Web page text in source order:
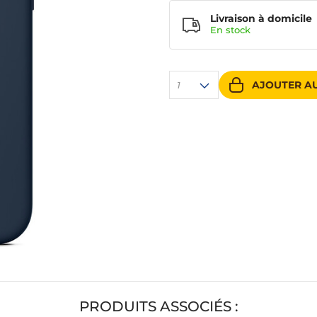
1 AJOUTER
Livraison à domicile
En stock
PRODUITS ASSOCIÉS :